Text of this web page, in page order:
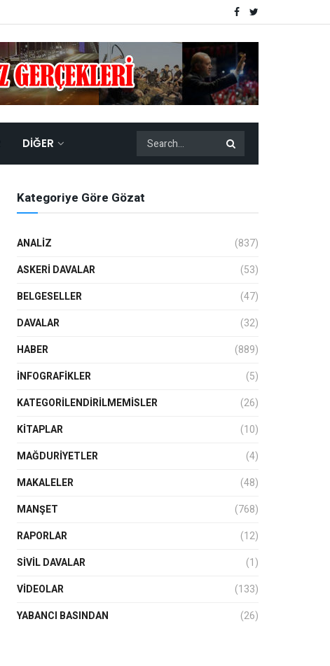
DIĞER
Kategoriye Göre Gözat
ANALIZ
(837)
ASKERI DAVALAR
(53)
BELGESELLER
(47)
DAVALAR
(32)
HABER
(889)
İNFOGRAFIKLER
(5)
KATEGORILENDIRILMEMISLER
(26)
KITAPLAR
(10)
MAĞDURIYETLER
(4)
MAKALELER
(48)
MANŞET
(768)
RAPORLAR
(12)
SIVIL DAVALAR
(1)
VIDEOLAR
(133)
YABANCI BASINDAN
(26)